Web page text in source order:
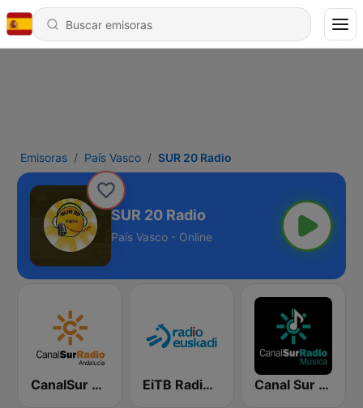
Emisoras País Vasco SUR 20 Radio
SUR 20 Radio
País Vasco - Online
CanalSur Radio Andalucía EiTB Radio Euskadi Canal Sur Radio Música